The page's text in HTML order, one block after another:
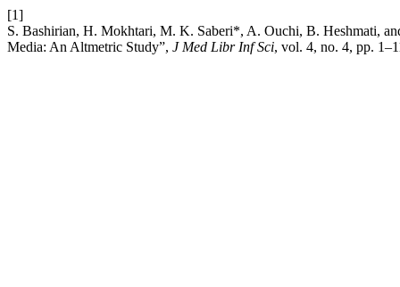
[1]
S. Bashirian, H. Mokhtari, M. K. Saberi*, A. Ouchi, B. Heshmati,
Media: An Altmetric Study”, J Med Libr Inf Sci, vol. 4, no. 4, pp.